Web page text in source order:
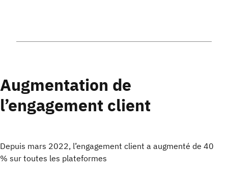
Augmentation de
l’engagement client
Depuis mars 2022, l’engagement client a augmenté de 40
% sur toutes les plateformes